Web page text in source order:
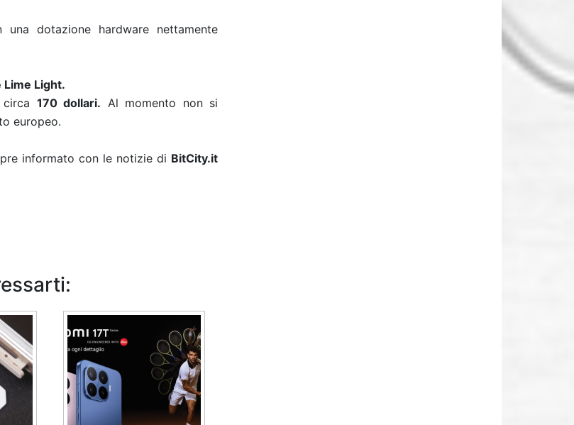
dotazione hardware nettamente
Lime Light.
170 dollari. Al momento non si
europeo.
informato con le notizie di BitCity.it